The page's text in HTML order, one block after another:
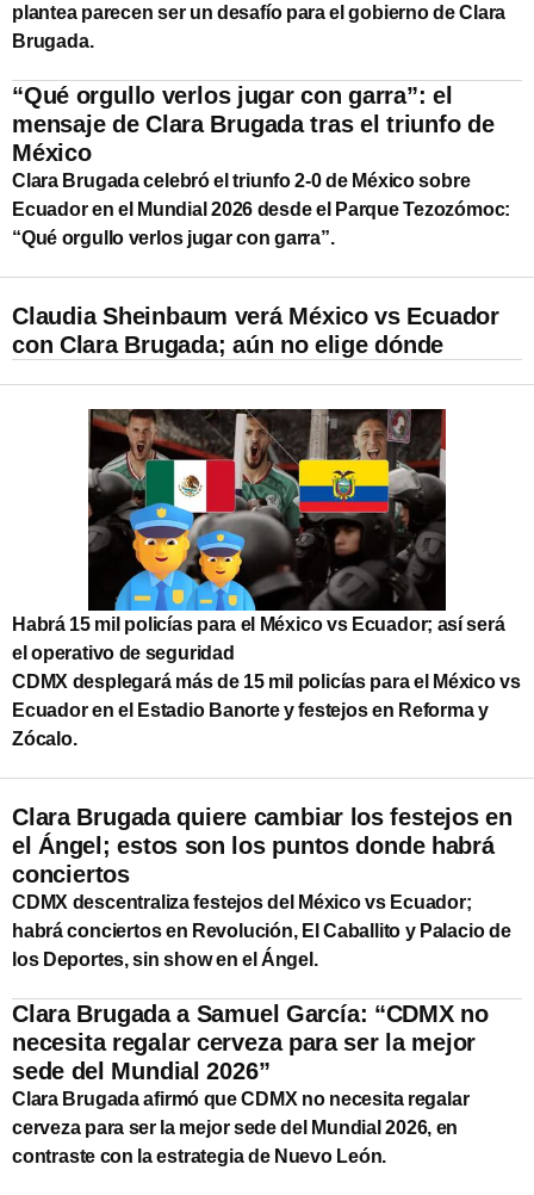
plantea parecen ser un desafío para el gobierno de Clara
Brugada.
“Qué orgullo verlos jugar con garra”: el
mensaje de Clara Brugada tras el triunfo de
México
Clara Brugada celebró el triunfo 2-0 de México sobre
Ecuador en el Mundial 2026 desde el Parque Tezozómoc:
“Qué orgullo verlos jugar con garra”.
Claudia Sheinbaum verá México vs Ecuador
con Clara Brugada; aún no elige dónde
Habrá 15 mil policías para el México vs Ecuador; así será
el operativo de seguridad
CDMX desplegará más de 15 mil policías para el México vs
Ecuador en el Estadio Banorte y festejos en Reforma y
Zócalo.
Clara Brugada quiere cambiar los festejos en
el Ángel; estos son los puntos donde habrá
conciertos
CDMX descentraliza festejos del México vs Ecuador;
habrá conciertos en Revolución, El Caballito y Palacio de
los Deportes, sin show en el Ángel.
Clara Brugada a Samuel García: “CDMX no
necesita regalar cerveza para ser la mejor
sede del Mundial 2026”
Clara Brugada afirmó que CDMX no necesita regalar
cerveza para ser la mejor sede del Mundial 2026, en
contraste con la estrategia de Nuevo León.